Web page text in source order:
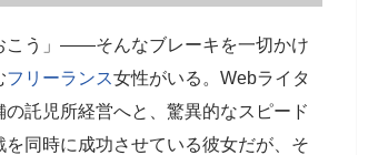
こう」――そんなブレーキを一切かけ
フリーランス女性がいる。Webライタ
託児所経営へと、驚異的なスピード
同時に成功させている彼女だが、そ